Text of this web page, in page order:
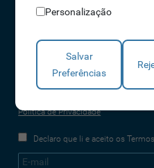
REDES SOCIAIS
A IDONIC assegura que os dados
Política de Privacidade
Declaro que li e aceito os
Personalização
Salvar
Preferências